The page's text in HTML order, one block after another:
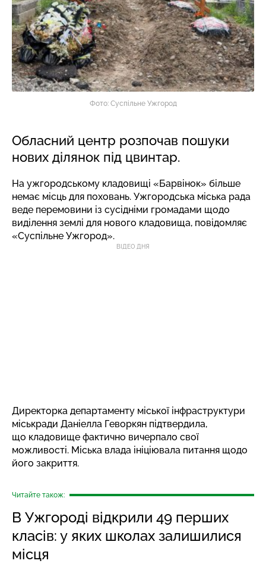
Фото: Суспільне Ужгород
Обласний центр розпочав пошуки
нових ділянок під цвинтар.
На ужгородському кладовищі «Барвінок» більше
немає місць для поховань. Ужгородська міська рада
веде перемовини із сусідніми громадами щодо
виділення землі для нового кладовища, повідомляє
«Суспільне Ужгород».
ВІДЕО ДНЯ
Директорка департаменту міської інфраструктури
міськради Даніелла Геворкян підтвердила,
що кладовище фактично вичерпало свої
можливості. Міська влада ініціювала питання щодо
його закриття.
Читайте також:
В Ужгороді відкрили 49 перших
класів: у яких школах залишилися
місця